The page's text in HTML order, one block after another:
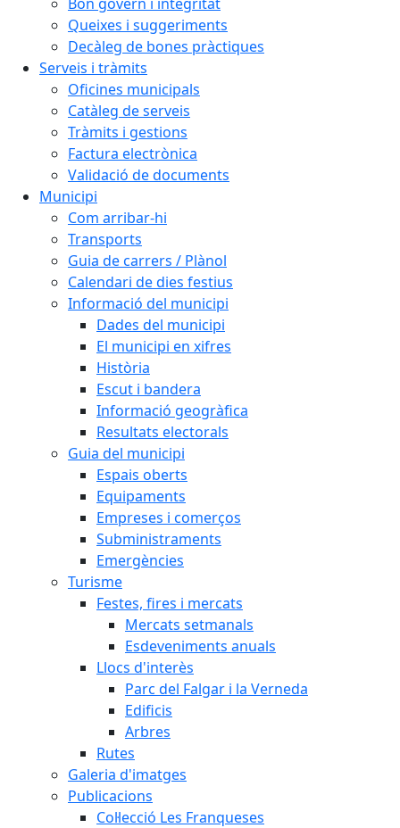
Queixes i suggeriments
Decàleg de bones pràctiques
Serveis i tràmits
Oficines municipals
Catàleg de serveis
Tràmits i gestions
Factura electrònica
Validació de documents
Municipi
Com arribar-hi
Transports
Guia de carrers / Plànol
Calendari de dies festius
Informació del municipi
Dades del municipi
El municipi en xifres
Història
Escut i bandera
Informació geogràfica
Resultats electorals
Guia del municipi
Espais oberts
Equipaments
Empreses i comerços
Subministraments
Emergències
Turisme
Festes, fires i mercats
Mercats setmanals
Esdeveniments anuals
Llocs d'interès
Parc del Falgar i la Verneda
Edificis
Arbres
Rutes
Galeria d'imatges
Publicacions
Col·lecció Les Franqueses